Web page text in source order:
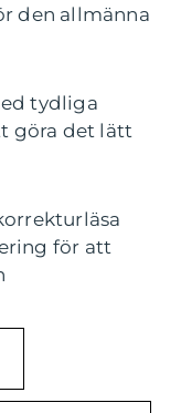
den allmänna
tydliga
göra det lätt
för att